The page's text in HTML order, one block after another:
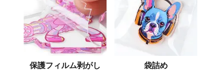
保護フィルム剥がし 袋詰め